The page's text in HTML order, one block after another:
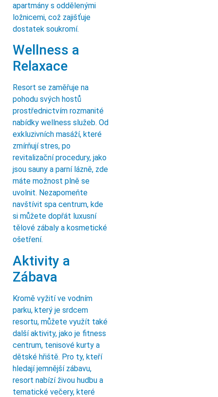
apartmány s oddělenými
ložnicemi, což zajišťuje
dostatek soukromí.
Wellness a
Relaxace
Resort se zaměřuje na
pohodu svých hostů
prostřednictvím rozmanité
nabídky wellness služeb. Od
exkluzivních masáží, které
zmírňují stres, po
revitalizační procedury, jako
jsou sauny a parní lázně, zde
máte možnost plně se
uvolnit. Nezapomeňte
navštívit spa centrum, kde
si můžete dopřát luxusní
tělové zábaly a kosmetické
ošetření.
Aktivity a
Zábava
Kromě vyžití ve vodním
parku, který je srdcem
resortu, můžete využít také
další aktivity, jako je fitness
centrum, tenisové kurty a
dětské hřiště. Pro ty, kteří
hledají jemnější zábavu,
resort nabízí živou hudbu a
tematické večery, které